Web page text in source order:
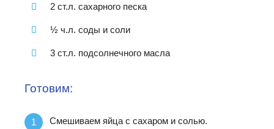
2 ст.л. сахарного песка
½ ч.л. соды и соли
3 ст.л. подсолнечного масла
Готовим:
Смешиваем яйца с сахаром и солью.